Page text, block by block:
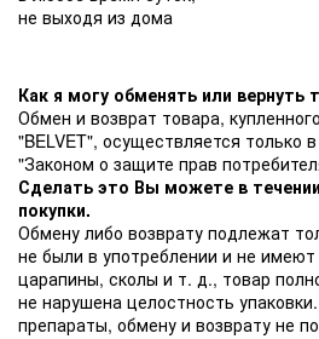
не выходя из дома
Как я могу обменять или вернуть
Обмен и возврат товара,
"BELVET", осуществляется только
"Законом о защите прав
Сделать это Вы можете в
покупки.
Обмену либо возврату подлежат
не были в употреблении и не
царапины, сколы и т. д., товар
не нарушена целостность
препараты, обмену и возврату не